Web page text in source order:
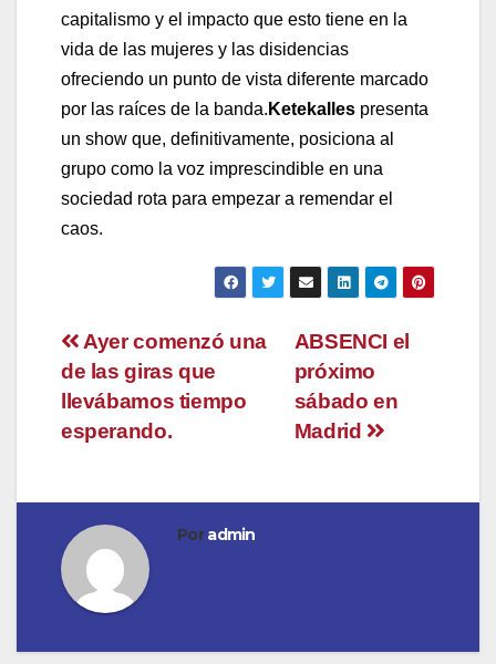
capitalismo y el impacto que esto tiene en la
vida de las mujeres y las disidencias
ofreciendo un punto de vista diferente marcado
por las raíces de la banda. Ketekalles presenta
un show que, definitivamente, posiciona al
grupo como la voz imprescindible en una
sociedad rota para empezar a remendar el
caos.
Navegación
de
entradas
ABSENCI el
próximo
sábado en
Madrid
Ayer comenzó una
de las giras que
llevábamos tiempo
esperando.
Poradmin